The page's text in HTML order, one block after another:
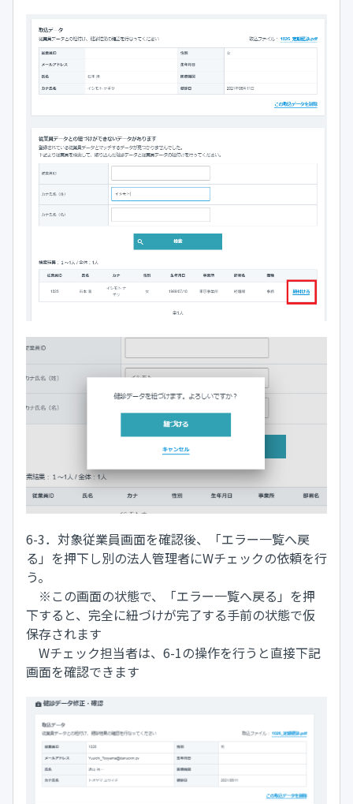
6-3．対象従業員画面を確認後、「エラー一覧へ戻
る」を押下し別の法人管理者にWチェックの依頼を行
う。
※この画面の状態で、「エラー一覧へ戻る」を押
下すると、完全に紐づけが完了する手前の状態で仮
保存されます
Wチェック担当者は、6-1の操作を行うと直接下記
画面を確認できます